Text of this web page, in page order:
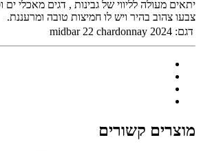
יתאים מעולה לליווי של גבינות , דגים מאכלי ים
צבעו צהוב בהיר ויש לו חמיצות טובה ומרעננת.
דגם: midbar 22 chardonnay 2024
מוצרים קשורים